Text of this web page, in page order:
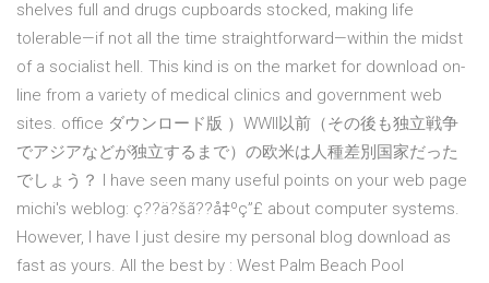
shelves full and drugs cupboards stocked, making life
tolerable—if not all the time straightforward—within the midst
of a socialist hell. This kind is on the market for download on-
line from a variety of medical clinics and government web
sites. office ダウンロード版 ）WWII以前（その後も独立戦争
でアジアなどが独立するまで）の欧米は人種差別国家だった
でしょう？ I have seen many useful points on your web page
michi's weblog: ç??ä?šã??å‡ºç”£ about computer systems.
However, I have I just desire my personal blog download as
fast as yours. All the best by : West Palm Beach Pool